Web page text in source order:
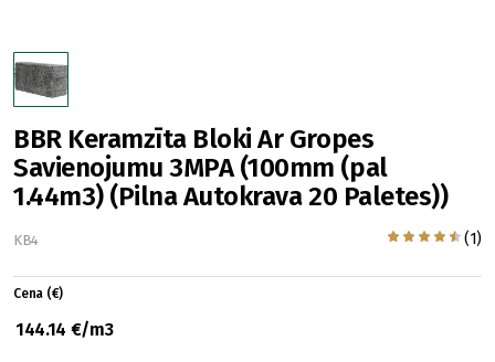
BBR Keramzīta Bloki Ar Gropes
Savienojumu 3MPA (100mm (pal
1.44m3) (Pilna Autokrava 20 Paletes))
(1)
KB4
Cena (€)
144.14 €/m3